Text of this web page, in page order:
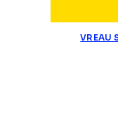
VREAU